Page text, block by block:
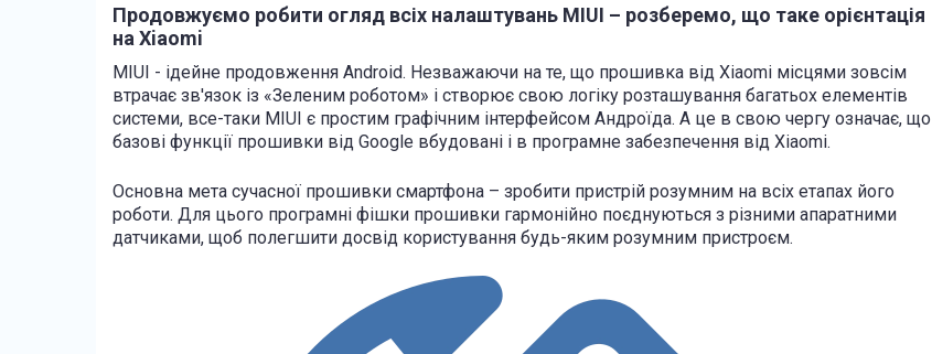
Продовжуємо робити огляд всіх налаштувань MIUI – розберемо, що таке орієнтація
на Xiaomi
MIUI - ідейне продовження Android. Незважаючи на те, що прошивка від Xiaomi місцями зовсім
втрачає зв'язок із «Зеленим роботом» і створює свою логіку розташування багатьох елементів
системи, все-таки MIUI є простим графічним інтерфейсом Андроїда. А це в свою чергу означає, що
базові функції прошивки від Google вбудовані і в програмне забезпечення від Xiaomi.
Основна мета сучасної прошивки смартфона – зробити пристрій розумним на всіх етапах його
роботи. Для цього програмні фішки прошивки гармонійно поєднуються з різними апаратними
датчиками, щоб полегшити досвід користування будь-яким розумним пристроєм.